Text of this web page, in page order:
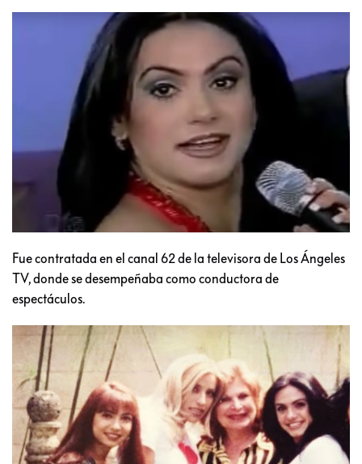
Fue contratada en el canal 62 de la televisora de Los Ángeles
TV, donde se desempeñaba como conductora de
espectáculos.